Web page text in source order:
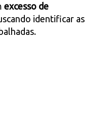
excesso de
identificar as